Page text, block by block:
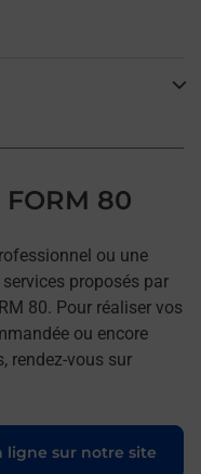
80
ou une
proposés par
80. Pour réaliser vos
ou encore
rendez-vous sur
ligne sur notre site